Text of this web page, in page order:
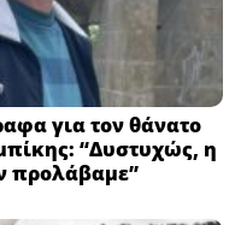
για τον θάνατο
“Δυστυχώς, η
προλάβαμε”